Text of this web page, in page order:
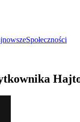
Społeczności